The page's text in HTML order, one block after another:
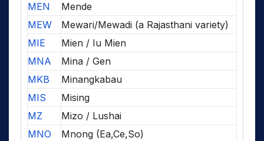
MEN
Mende
MEW
Mewari/Mewadi (a Rajasthani variety)
MIE
Mien / Iu Mien
MNA
Mina / Gen
MKB
Minangkabau
MIS
Mising
MZ
Mizo / Lushai
MNO
Mnong (Ea,Ce,So)